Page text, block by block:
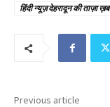
हिंदी न्यूज़ देहरादून की ताज़ा
Previous article